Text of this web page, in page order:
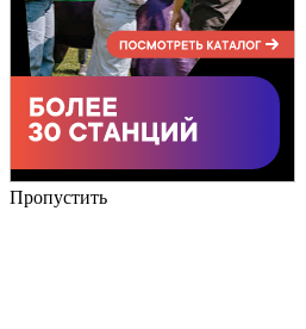
Пропустить